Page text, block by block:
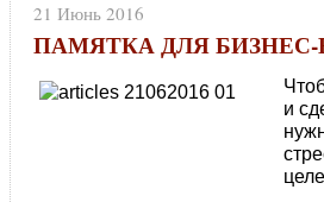
21 Июнь 2016
ПАМЯТКА ДЛЯ
и